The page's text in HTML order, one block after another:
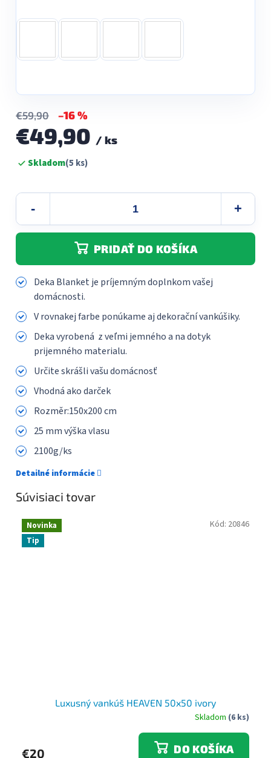
€59,90 –16 %
€49,90 / ks
Jednotková
cena:Skladom(5 ks)
PRIDAŤ DO KOŠÍKA
Deka Blanket je príjemným doplnkom vašej
domácnosti.
V rovnakej farbe ponúkame aj dekorační vankúšiky.
Deka vyrobená z veľmi jemného a na dotyk
prijemného materialu.
Určite skrášli vašu domácnosť
Vhodná ako darček
Rozměr:150x200 cm
25 mm výška vlasu
2100g/ks
Detailné informácie
Súvisiaci tovar
Novinka
Tip
Luxusný vankúš HEAVEN 50x50 ivory
Skladom (6 ks)
€20 DO KOŠÍKA
Kód: 20846